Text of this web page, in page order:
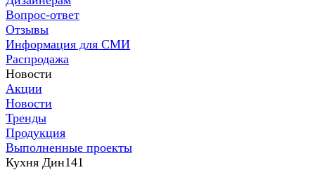
Вопрос-ответ
Отзывы
Информация для СМИ
Распродажа
Новости
Акции
Новости
Тренды
Продукция
Выполненные проекты
Кухня Дин141